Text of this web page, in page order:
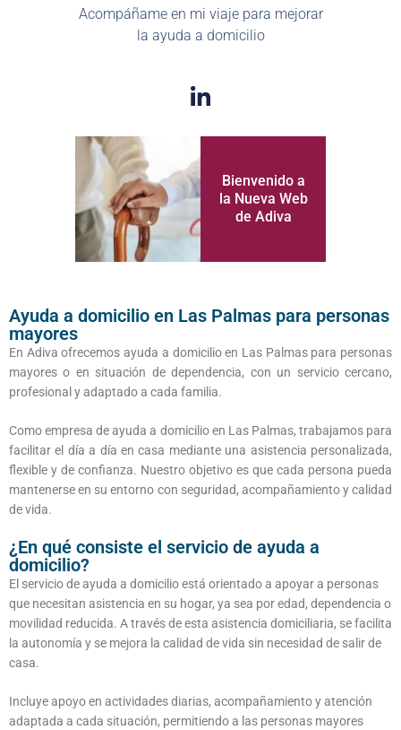
Acompáñame en mi viaje para mejorar
la ayuda a domicilio
Bienvenido a
la Nueva Web
de Adiva
Ayuda a domicilio en Las Palmas para personas
mayores
En Adiva ofrecemos ayuda a domicilio en Las Palmas para personas
mayores o en situación de dependencia, con un servicio cercano,
profesional y adaptado a cada familia.
Como empresa de ayuda a domicilio en Las Palmas, trabajamos para
facilitar el día a día en casa mediante una asistencia personalizada,
flexible y de confianza. Nuestro objetivo es que cada persona pueda
mantenerse en su entorno con seguridad, acompañamiento y calidad
de vida.
¿En qué consiste el servicio de ayuda a
domicilio?
El servicio de ayuda a domicilio está orientado a apoyar a personas
que necesitan asistencia en su hogar, ya sea por edad, dependencia o
movilidad reducida. A través de esta asistencia domiciliaria, se facilita
la autonomía y se mejora la calidad de vida sin necesidad de salir de
casa.
Incluye apoyo en actividades diarias, acompañamiento y atención
adaptada a cada situación, permitiendo a las personas mayores